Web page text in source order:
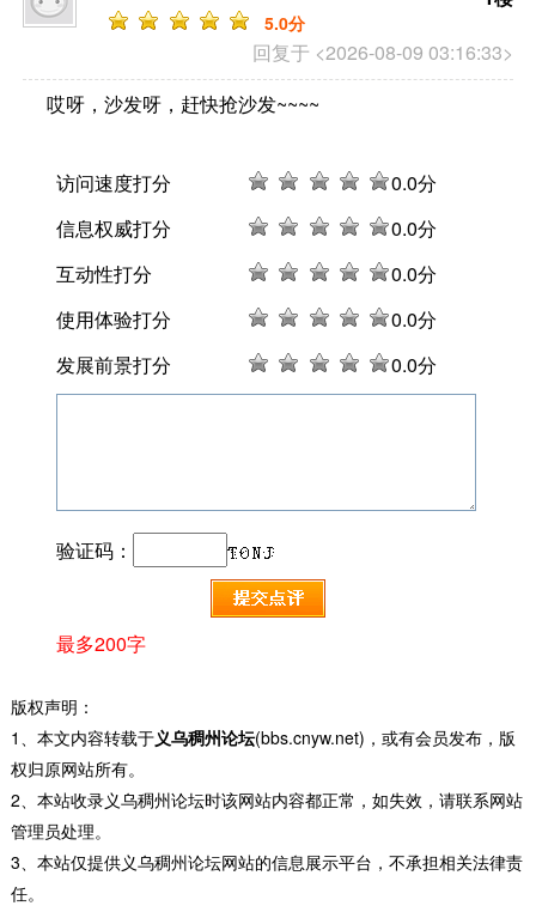
回复于 <2026-08-09 03:16:33>
5.0分
哎呀，沙发呀，赶快抢沙发~~~~
访问速度打分 0.0分
信息权威打分
0.0分
互动性打分
0.0分
使用体验打分
0.0分
发展前景打分
0.0分
验证码：
最多200字
版权声明：
1、本文内容转载于义乌稠州论坛(bbs.cnyw.net)，或有会员发布，版
权归原网站所有。
2、本站收录义乌稠州论坛时该网站内容都正常，如失效，请联系网站
管理员处理。
3、本站仅提供义乌稠州论坛网站的信息展示平台，不承担相关法律责
任。